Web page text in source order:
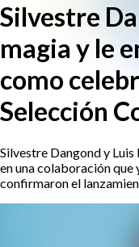
Silvestre
magia y le
como
Selección
Silvestre Dangond y
en una colaboración que
confirmaron el